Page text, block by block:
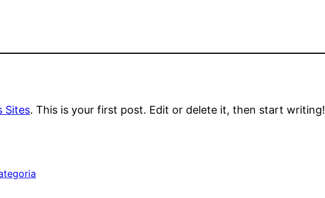
Sites. This is your first post. Edit or delete it, then start writing!